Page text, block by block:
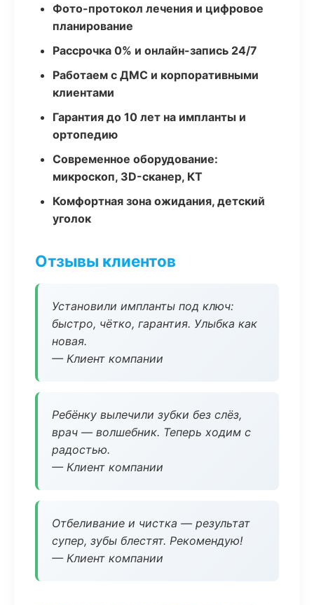
Фото-протокол лечения и цифровое
планирование
Рассрочка 0% и онлайн-запись 24/7
Работаем с ДМС и корпоративными
клиентами
Гарантия до 10 лет на импланты и
ортопедию
Современное оборудование:
микроскоп, 3D-сканер, КТ
Комфортная зона ожидания, детский
уголок
Отзывы клиентов
Установили импланты под ключ:
быстро, чётко, гарантия. Улыбка как
новая.
— Клиент компании
Ребёнку вылечили зубки без слёз,
врач — волшебник. Теперь ходим с
радостью.
— Клиент компании
Отбеливание и чистка — результат
супер, зубы блестят. Рекомендую!
— Клиент компании